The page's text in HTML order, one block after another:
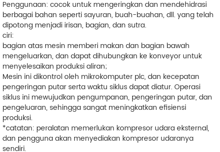
Penggunaan: cocok untuk mengeringkan dan mendehidrasi
berbagai bahan seperti sayuran, buah-buahan, dll. yang telah
dipotong menjadi irisan, bagian, dan sutra.
ciri:
bagian atas mesin memberi makan dan bagian bawah
mengeluarkan, dan dapat dihubungkan ke konveyor untuk
menyelesaikan produksi aliran;
Mesin ini dikontrol oleh mikrokomputer plc, dan kecepatan
pengeringan putar serta waktu siklus dapat diatur. Operasi
siklus ini mewujudkan pengumpanan, pengeringan putar, dan
pengeluaran, sehingga sangat meningkatkan efisiensi
produksi.
*catatan: peralatan memerlukan kompresor udara eksternal,
dan pengguna akan menyediakan kompresor udaranya
sendiri.